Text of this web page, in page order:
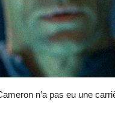
n’a pas eu une